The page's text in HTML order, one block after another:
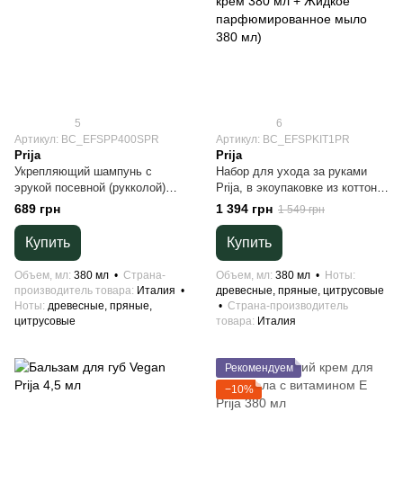
5
Артикул: BC_EFSPP400SPR
Prija
Укрепляющий шампунь с
эрукой посевной (рукколой)
Prija 380 мл
689 грн
Купить
Объем, мл 380 мл
Страна-
производитель товара Италия
Ноты древесные, пряные,
цитрусовые
6
Артикул: BC_EFSPKIT1PR
Prija
Набор для ухода за руками
Prija, в экоупаковке из коттона
(Увлажняющий крем 380 мл +
Жидкое парфюмированное
мыло 380 мл)
1 394 грн 1 549 грн
Купить
Объем, мл 380 мл
Ноты
древесные, пряные, цитрусовые
Страна-производитель
товара Италия
Рекомендуем
−10%